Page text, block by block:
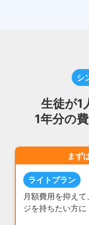
シ
生徒が1
1年分の
まず
ライトプラン
月額費用を抑え
ジを持ちたい方に